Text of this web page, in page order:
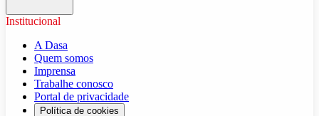
Institucional
A Dasa
Quem somos
Imprensa
Trabalhe conosco
Portal de privacidade
Política de cookies